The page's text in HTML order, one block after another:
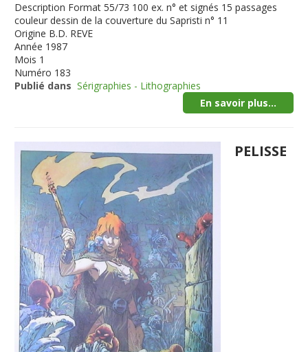
Description Format 55/73 100 ex. n° et signés 15 passages
couleur dessin de la couverture du Sapristi n° 11
Origine B.D. REVE
Année 1987
Mois 1
Numéro 183
Publié dans Sérigraphies - Lithographies
En savoir plus...
PELISSE